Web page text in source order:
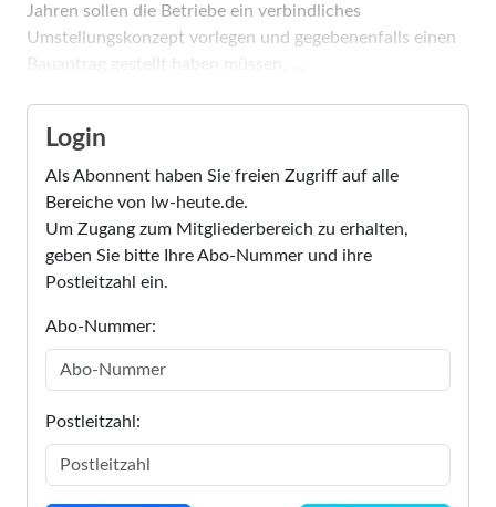
Jahren sollen die Betriebe ein verbindliches
Umstellungskonzept vorlegen und gegebenenfalls einen
Bauantrag gestellt haben müssen. ...
Login
Als Abonnent haben Sie freien Zugriff auf alle
Bereiche von lw-heute.de.
Um Zugang zum Mitgliederbereich zu erhalten,
geben Sie bitte Ihre Abo-Nummer und ihre
Postleitzahl ein.
Abo-Nummer:
Postleitzahl: